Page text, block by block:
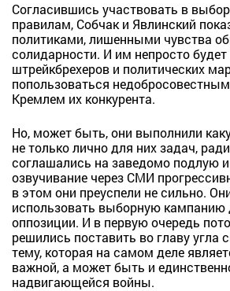
Согласившись участвовать в
правилам, Собчак и Явлинский
политиками, лишенными чувства
солидарности. И им непросто
штрейкбрехеров и политических
попользоваться
Кремлем их конкурента.
Но, может быть, они выполнили
не только лично для них задач,
соглашались на заведомо подлую
озвучивание через СМИ
в этом они преуспели не сильно.
использовать выборную кампанию
оппозиции. И в первую очередь
решились поставить во главу угла
тему, которая на самом деле
важной, а может быть и
надвигающейся войны.